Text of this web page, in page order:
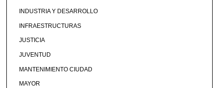
INDUSTRIA Y DESARROLLO
INFRAESTRUCTURAS
JUSTICIA
JUVENTUD
MANTENIMIENTO CIUDAD
MAYOR